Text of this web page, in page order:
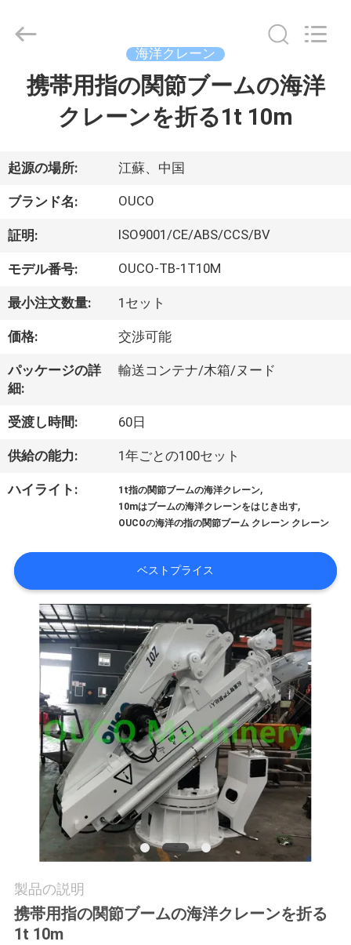
製
品
ビ
デ
VR
シ
ョ
ー
た
し
ツ
ア
2020
INTERNATIONAL
GROUP
海洋クレーン
携帯用指の関節ブームの海洋
クレーンを折る1t 10m
起源の場所: 江蘇、中国
ブランド名: OUCO
証明: ISO9001/CE/ABS/CCS/BV
モデル番号: OUCO-TB-1T10M
最小注文数量: 1セット
価格: 交渉可能
パッケージの詳
細:
輸送コンテナ/木箱/ヌード
受渡し時間: 60日
供給の能力: 1年ごとの100セット
ハイライト: 1t指の関節ブームの海洋クレーン,
10mはブームの海洋クレーンをはじき出す,
OUCOの海洋の指の関節ブーム クレーン クレーン
ベストプライス
製品の説明
携帯用指の関節ブームの海洋クレーンを折る
1t 10m